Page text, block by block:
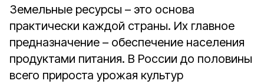
Земельные ресурсы – это основа
практически каждой страны. Их главное
предназначение – обеспечение населения
продуктами питания. В России до половины
всего прироста урожая культур